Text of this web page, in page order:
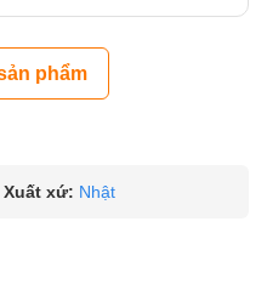
phẩm
Xuất xứ: Nhật